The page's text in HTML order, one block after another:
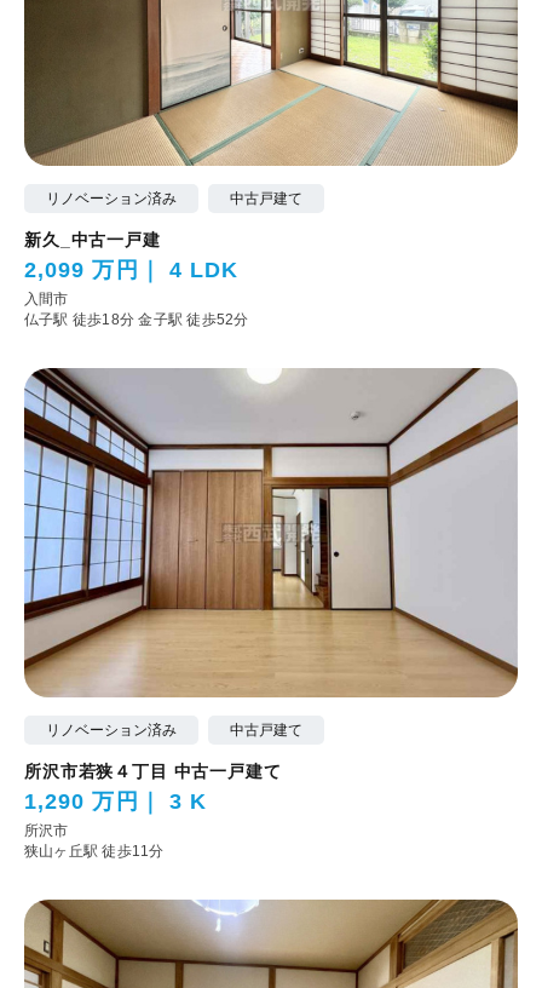
リノベーション済み 中古戸建て
新久_中古一戸建
2,099 万円 4 LDK
入間市
仏子駅 徒歩18分金子駅 徒歩52分
リノベーション済み 中古戸建て
所沢市若狭４丁目 中古一戸建て
1,290 万円 3 K
所沢市
狭山ヶ丘駅 徒歩11分